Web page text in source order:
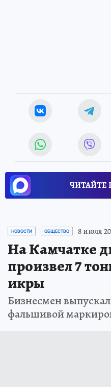
ЧИТАЙТЕ
НОВОСТИ ОБЩЕСТВО 8 июля
На Камчатке
произвел 7
икры
Бизнесмен выпускал
фальшивой